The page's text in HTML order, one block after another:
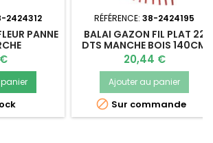
2424312
PANNE
RÉFÉRENCE: 38-2424195
BALAI GAZON FIL PLAT 22
DTS MANCHE BOIS 140CM
Prix
20,44 €
Ajouter au panier
 Sur commande